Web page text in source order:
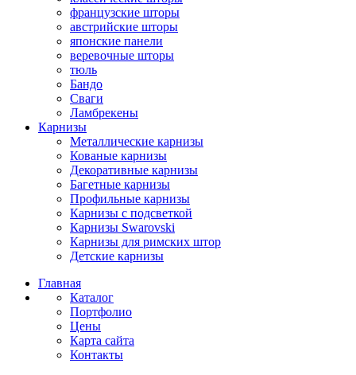
французские шторы
австрийские шторы
японские панели
веревочные шторы
тюль
Бандо
Сваги
Ламбрекены
Карнизы
Металлические карнизы
Кованые карнизы
Декоративные карнизы
Багетные карнизы
Профильные карнизы
Карнизы с подсветкой
Карнизы Swarovski
Карнизы для римских штор
Детские карнизы
Главная
Каталог
Портфолио
Цены
Карта сайта
Контакты